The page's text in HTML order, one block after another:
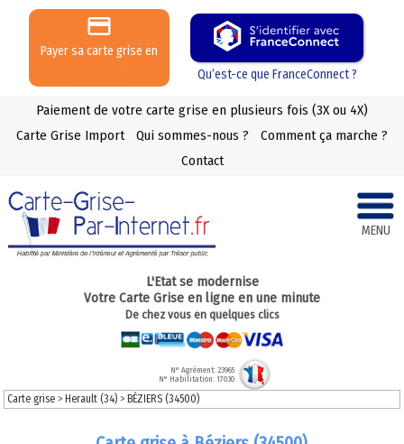
Payer sa carte grise en
Qu’est-ce que FranceConnect ?
Paiement de votre carte grise en plusieurs fois (3X ou 4X)
Carte Grise Import
Qui sommes-nous ?
Comment ça marche ?
Contact
MENU
L'Etat se modernise
Votre Carte Grise en ligne en une minute
De chez vous en quelques clics
N° Agrément: 23965
N° Habilitation: 17030
Carte grise > Herault (34)> BÉZIERS (34500)